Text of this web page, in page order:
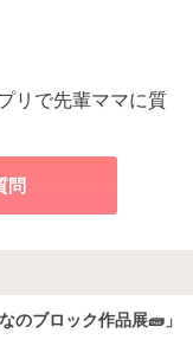
リで先輩ママに質
問
のブロック作品展🧱」